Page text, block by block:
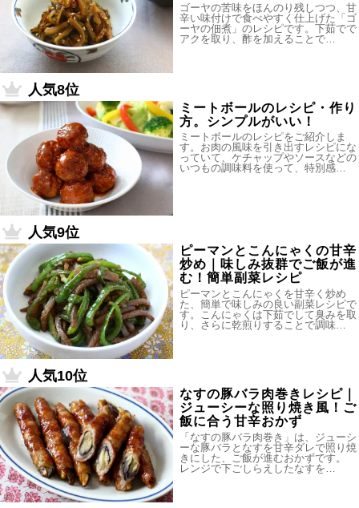
ゴーヤの苦味をほんのり残しつつ、甘
辛い味付けで食べやすく仕上げた「ゴ
ーヤの佃煮」のレシピです。下茹でで
アクを取り、酢を加えることで…
人気8位
ミートボールのレシピ・作り
方。シンプルがいい！
ミートボールのレシピをご紹介しま
す。お肉の風味を引き出すレシピにな
っていて、ケチャップやソースなどの
いつもの調味料を使って、特別感…
人気9位
ピーマンとこんにゃくの甘辛
炒め｜味しみ抜群でご飯が進
む！簡単副菜レシピ
ピーマンとこんにゃくを甘辛く炒め
た、簡単で味しみの良い副菜レシピで
す。こんにゃくは下茹でして臭みを取
り、さらに乾煎りすることで調味…
人気10位
なすの豚バラ肉巻きレシピ｜
ジューシーな照り焼き風！ご
飯に合う甘辛おかず
「なすの豚バラ肉巻き」は、ジューシ
ーな豚バラとなすを甘辛ダレで照り焼
きにした、ご飯が進むおかずです。
レンジで下ごしらえしたなすを…